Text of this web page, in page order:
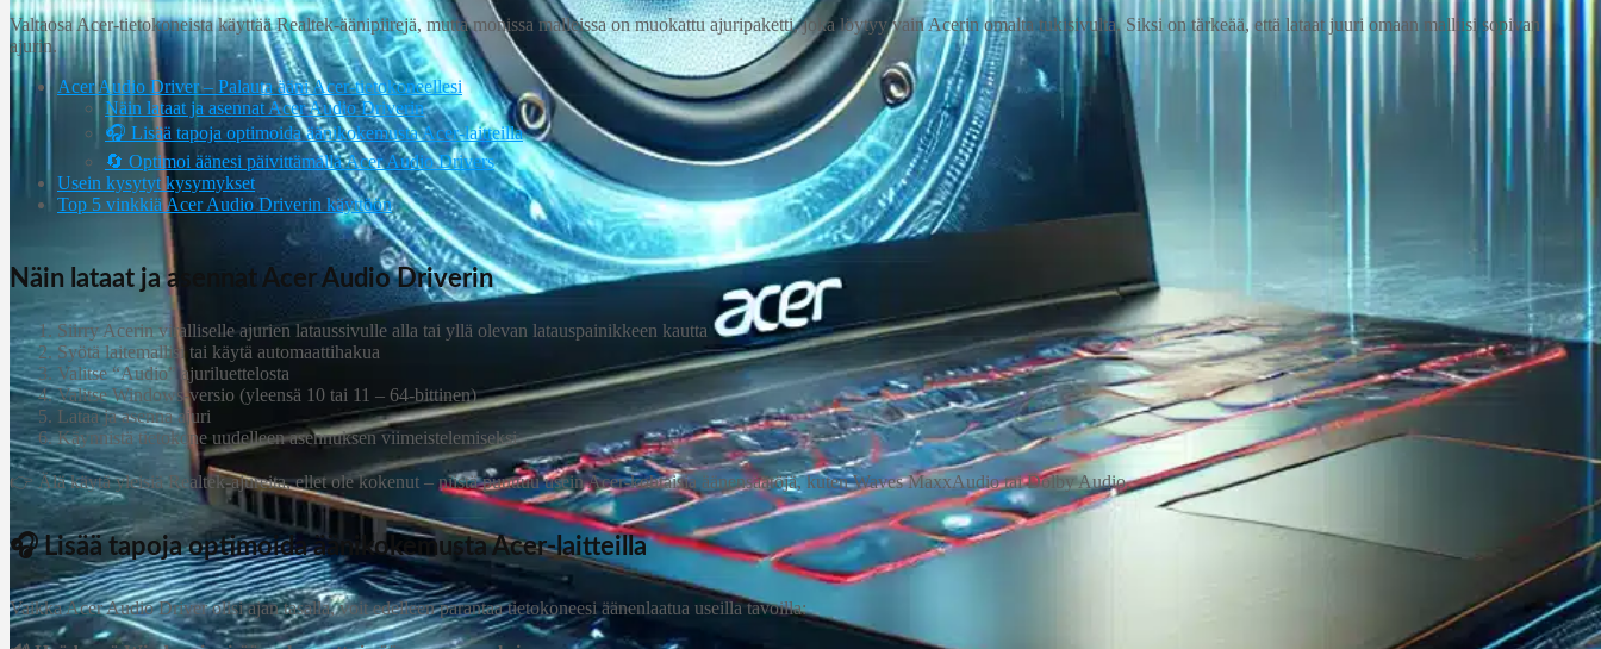
Valtaosa Acer‑tietokoneista käyttää Realtek‑äänipiirejä, mutta monissa malleissa on muokattu ajuripaketti, joka löytyy vain Acerin omalta tukisivulta. Siksi on tärkeää, että lataat juuri omaan malliisi sopivan
ajurin.
Acer Audio Driver – Palauta ääni Acer‑tietokoneellesi
Näin lataat ja asennat Acer Audio Driverin
🎧 Lisää tapoja optimoida äänikokemusta Acer‑laitteilla
🔄 Optimoi äänesi päivittämällä Acer Audio Drivers
Usein kysytyt kysymykset
Top 5 vinkkiä Acer Audio Driverin käyttöön
Näin lataat ja asennat Acer Audio Driverin
Siirry Acerin viralliselle ajurien lataussivulle alla tai yllä olevan latauspainikkeen kautta
Syötä laitemallisi tai käytä automaattihakua
Valitse “Audio” ajuriluettelosta
Valitse Windows‑versio (yleensä 10 tai 11 – 64‑bittinen)
Lataa ja asenna ajuri
Käynnistä tietokone uudelleen asennuksen viimeistelemiseksi
👉 Älä käytä yleisiä Realtek‑ajureita, ellet ole kokenut – niistä puuttuu usein Acer‑kohtaisia äänensäätöjä, kuten Waves MaxxAudio tai Dolby Audio.
🎧 Lisää tapoja optimoida äänikokemusta Acer‑laitteilla
Vaikka Acer Audio Driver olisi ajan tasalla, voit edelleen parantaa tietokoneesi äänenlaatua useilla tavoilla: